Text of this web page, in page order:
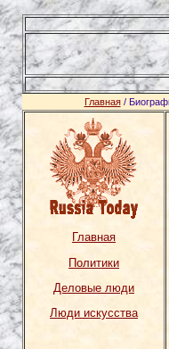
Главная/
Главная
Политики
Деловые люди
Люди искусства